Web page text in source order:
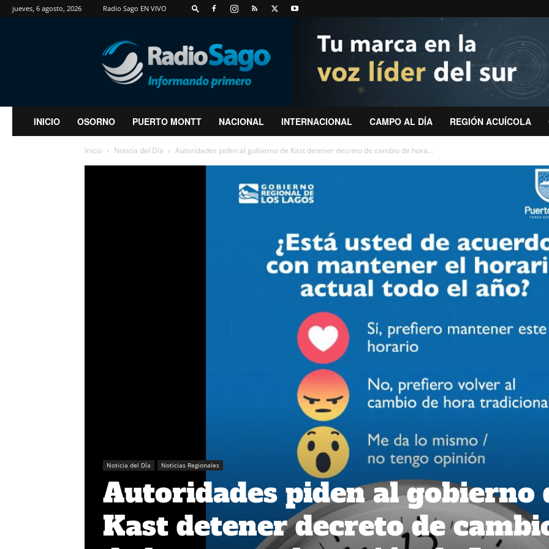
jueves, 6 agosto, 2026 Radio Sago EN VIVO
RadioSago
INICIO OSORNO PUERTO MONTT NACIONAL INTERNACIONAL CAMPO AL DÍA REGIÓN ACUÍCOLA
Inicio Noticia del Día Autoridades piden al gobierno de Kast detener decreto de cambio de hora...
Noticia del Día Noticias Regionales
Autoridades piden al gobierno
Kast detener decreto de